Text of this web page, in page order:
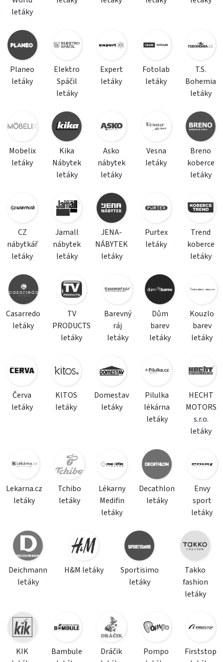
letáky
Planeo
letáky
Elektro
Spáčil
letáky
Expert
letáky
Fotolab
letáky
T.S.
Bohemia
letáky
Mobelix
letáky
Kika
Nábytek
letáky
Asko
nábytek
letáky
Vesna
letáky
Breno
koberce
letáky
CZ
nábytkář
letáky
Jamall
nábytek
letáky
JENA-
NÁBYTEK
letáky
Purtex
letáky
Trend
koberce
letáky
Casarredo
letáky
TV
PRODUCTS
letáky
Barevný
ráj
letáky
Dům
barev
letáky
Kouzlo
barev
letáky
Červa
letáky
KITOS
letáky
Domestav
letáky
Pilulka
lékárna
letáky
HECHT
MOTORS
s.r.o.
letáky
Lekarna.cz
letáky
Tchibo
letáky
Lékarny
Medifin
letáky
Decathlon
letáky
Envy
sport
letáky
Deichmann
letáky
H&M letáky
Sportisimo
letáky
Takko
fashion
letáky
KIK
Bambule
Dráčik
Pompo
Firststop